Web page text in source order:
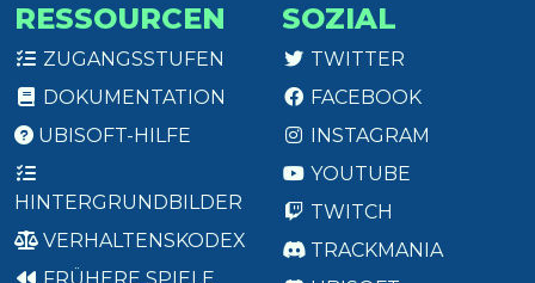
RESSOURCEN
ZUGANGSSTUFEN
DOKUMENTATION
UBISOFT-HILFE
HINTERGRUNDBILDER
VERHALTENSKODEX
SOZIAL
TWITTER
FACEBOOK
INSTAGRAM
YOUTUBE
TWITCH
TRACKMANIA